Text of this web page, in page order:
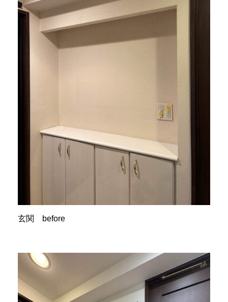
玄関 before